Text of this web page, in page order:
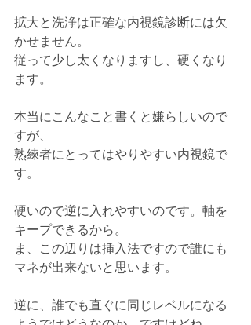
拡大と洗浄は正確な内視鏡診断には欠
かせません。
従って少し太くなりますし、硬くなり
ます。
本当にこんなこと書くと嫌らしいので
すが、
熟練者にとってはやりやすい内視鏡で
す。
硬いので逆に入れやすいのです。軸を
キープできるから。
ま、この辺りは挿入法ですので誰にも
マネが出来ないと思います。
逆に、誰でも直ぐに同じレベルになる